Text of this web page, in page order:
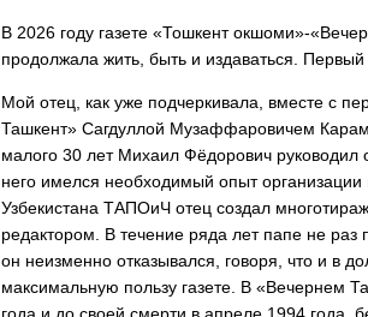
В 2026 году газете «Тошкент окшоми»-
продолжала жить, быть и издаваться.
Мой отец, как уже подчеркивала, вместе с
Ташкент» Сагдуллой Музаффаровичем
малого 30 лет Михаил Фёдорович
него имелся необходимый опыт
Узбекистана ТАПОиЧ отец создал
редактором. В течение ряда лет папе не
он неизменно отказывался, говоря, что и в
максимальную пользу газете. В «Вечернем